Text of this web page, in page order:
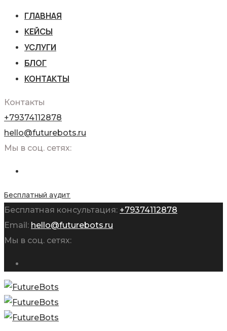
ГЛАВНАЯ
КЕЙСЫ
УСЛУГИ
БЛОГ
КОНТАКТЫ
Контакты
+79374112878
hello@futurebots.ru
Мы в соц. сетях:
Бесплатный аудит
Бесплатная консультация: +79374112878
Email: hello@futurebots.ru
Мы в соц. сетях: